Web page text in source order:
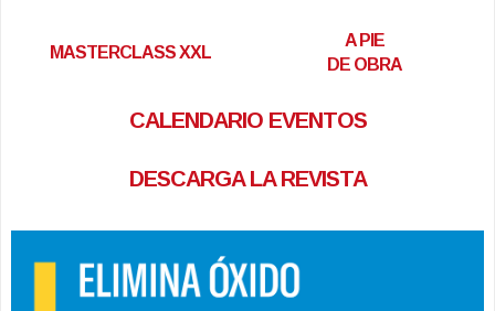
MASTERCLASS XXL
A PIE
DE OBRA
CALENDARIO EVENTOS
DESCARGA LA REVISTA